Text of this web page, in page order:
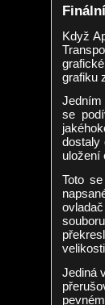
Když
grafiku
se
dostaly
uložení
Toto
Jediná